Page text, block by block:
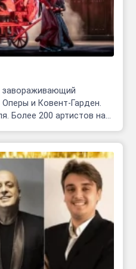
завораживающий
и Ковент-Гарден.
Более 200 артистов на